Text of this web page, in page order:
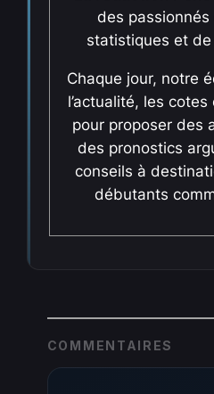
des
statistiques et
Chaque jour, notre
l’actualité, les
pour proposer des
des pronostics
conseils à
débutants
COMMENTAIRES